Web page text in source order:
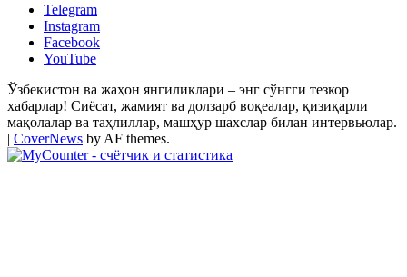
Telegram
Instagram
Facebook
YouTube
Ўзбекистон ва жаҳон янгиликлари – энг сўнгги тезкор
хабарлар! Сиёсат, жамият ва долзарб воқеалар, қизиқарли
мақолалар ва таҳлиллар, машҳур шахслар билан интервьюлар.
| CoverNews by AF themes.